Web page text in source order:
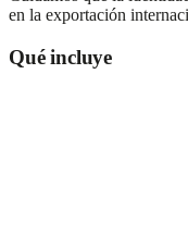
en la exportación
Qué incluye